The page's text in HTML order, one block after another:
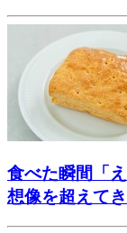
食べた瞬間「
想像を超えて